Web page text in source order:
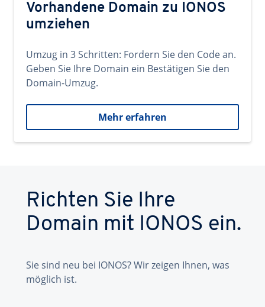
Vorhandene Domain zu IONOS
umziehen
Umzug in 3 Schritten: Fordern Sie den Code an.
Geben Sie Ihre Domain ein Bestätigen Sie den
Domain-Umzug.
Mehr erfahren
Richten Sie Ihre
Domain mit IONOS ein.
Sie sind neu bei IONOS? Wir zeigen Ihnen, was
möglich ist.